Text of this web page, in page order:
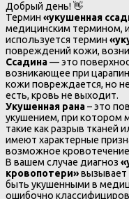
Добрый день! 👋
Термин «укушенная
медицинским термином,
используется термин
повреждений кожи,
Ссадина— это
возникающее при
кожи повреждается, но
есть, кровь не выходит.
Укушенная рана– это
укушением, при котором
такие как разрыв тканей
имеют характерные
возможное
В вашем случае диагноз
кровопотери»вызывает
быть укушенными в
ошибочно